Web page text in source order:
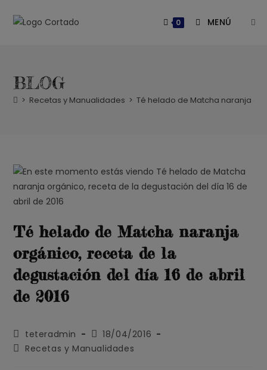
0 MENÚ
BLOG
> Recetas y Manualidades > Té helado de Matcha naranja
Té helado de Matcha naranja
orgánico, receta de la
degustación del día 16 de abril
de 2016
Autor
de
teteradmin
Publicación
de
18/04/2016
Categoría
Recetas y Manualidades